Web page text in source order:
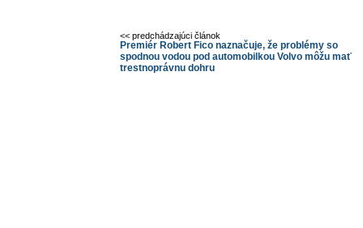
<< predchádzajúci článok
Premiér Robert Fico naznačuje, že problémy so
spodnou vodou pod automobilkou Volvo môžu mať
trestnoprávnu dohru